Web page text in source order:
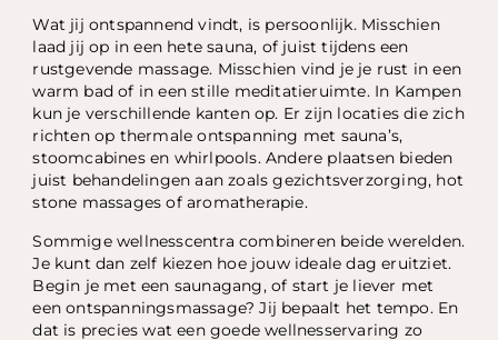
Wat jij ontspannend vindt, is persoonlijk. Misschien
laad jij op in een hete sauna, of juist tijdens een
rustgevende massage. Misschien vind je je rust in een
warm bad of in een stille meditatieruimte. In Kampen
kun je verschillende kanten op. Er zijn locaties die zich
richten op thermale ontspanning met sauna’s,
stoomcabines en whirlpools. Andere plaatsen bieden
juist behandelingen aan zoals gezichtsverzorging, hot
stone massages of aromatherapie.
Sommige wellnesscentra combineren beide werelden.
Je kunt dan zelf kiezen hoe jouw ideale dag eruitziet.
Begin je met een saunagang, of start je liever met
een ontspanningsmassage? Jij bepaalt het tempo. En
dat is precies wat een goede wellnesservaring zo